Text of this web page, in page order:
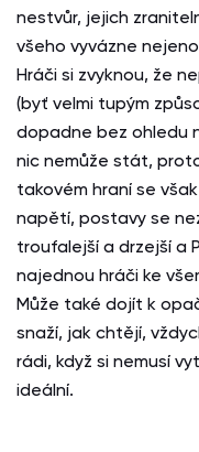
nestvůr, jejich
všeho vyvázne
Hráči si zvyknou, že
(byť velmi tupým
dopadne bez ohledu
nic nemůže stát,
takovém hraní se
napětí, postavy se
troufalejší a drzejší a
najednou hráči ke
Může také dojít k
snaží, jak chtějí,
rádi, když si nemusí
ideální.